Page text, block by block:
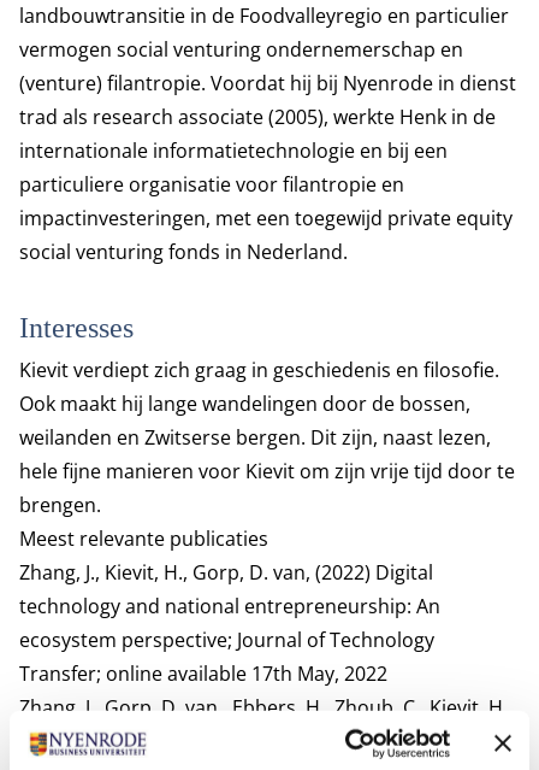
landbouwtransitie in de Foodvalleyregio en particulier
vermogen social venturing ondernemerschap en
(venture) filantropie. Voordat hij bij Nyenrode in dienst
trad als research associate (2005), werkte Henk in de
internationale informatietechnologie en bij een
particuliere organisatie voor filantropie en
impactinvesteringen, met een toegewijd private equity
social venturing fonds in Nederland.
Interesses
Kievit verdiept zich graag in geschiedenis en filosofie.
Ook maakt hij lange wandelingen door de bossen,
weilanden en Zwitserse bergen. Dit zijn, naast lezen,
hele fijne manieren voor Kievit om zijn vrije tijd door te
brengen.
Meest relevante publicaties
Zhang, J., Kievit, H., Gorp, D. van, (2022) Digital
technology and national entrepreneurship: An
ecosystem perspective; Journal of Technology
Transfer; online available 17th May, 2022
Zhang, J., Gorp, D. van., Ebbers, H., Zhoub, C., Kievit, H.,
(2022) Organizational legitimacy of emerging